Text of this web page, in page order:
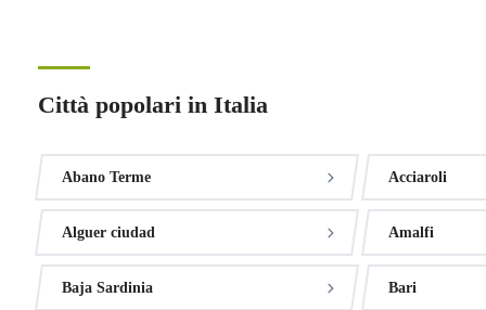
Città popolari in Italia
Abano Terme Acciaroli
Alguer ciudad Amalfi
Baja Sardinia Bari